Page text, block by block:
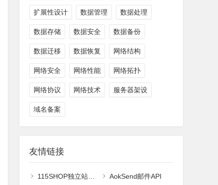
扩展性设计 数据管理 数据处理
数据存储 数据安全 数据备份
数据迁移 数据恢复 网络结构
网络安全 网络性能 网络拓扑
网络协议 网络技术 服务器架设
域名备案
友情链接
115SHOP独立站建站 AokSend邮件API